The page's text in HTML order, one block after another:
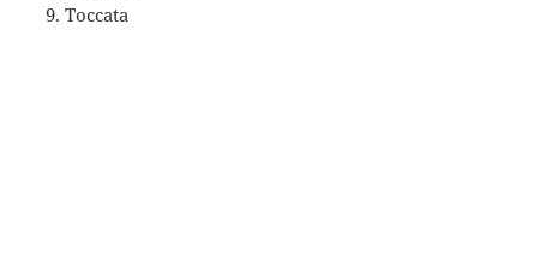
Toccata